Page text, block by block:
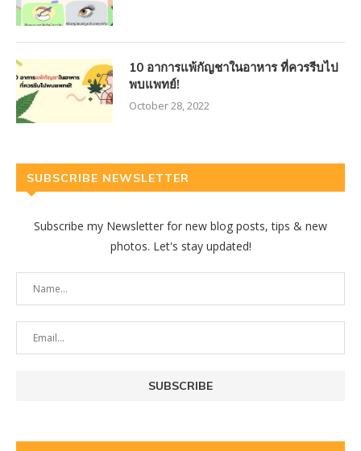
10 อาการแพ้กัญชาในอาหาร ที่ควรรีบไป
พบแพทย์!
October 28, 2022
SUBSCRIBE NEWSLETTER
Subscribe my Newsletter for new blog posts, tips & new
photos. Let's stay updated!